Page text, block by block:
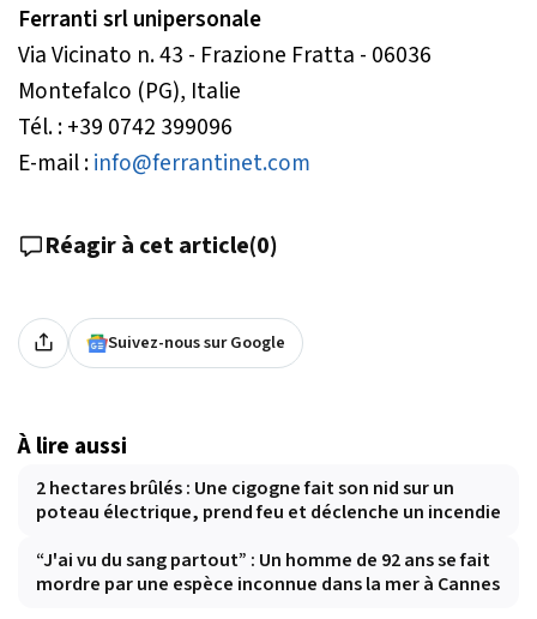
Ferranti srl unipersonale
Via Vicinato n. 43 - Frazione Fratta - 06036
Montefalco (PG), Italie
Tél. : +39 0742 399096
E-mail :info@ferrantinet.com
Réagir à cet article(0)
Suivez-nous sur Google
À lire aussi
2 hectares brûlés : Une cigogne fait son nid sur un
poteau électrique, prend feu et déclenche un incendie
“J'ai vu du sang partout” : Un homme de 92 ans se fait
mordre par une espèce inconnue dans la mer à Cannes